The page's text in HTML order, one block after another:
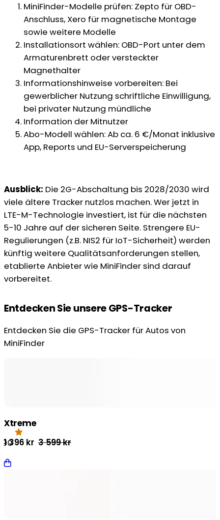
MiniFinder-Modelle prüfen: Zepto für OBD-
Anschluss, Xero für magnetische Montage
sowie weitere Modelle
Installationsort wählen: OBD-Port unter dem
Armaturenbrett oder versteckter
Magnethalter
Informationshinweise vorbereiten: Bei
gewerblicher Nutzung schriftliche Einwilligung,
bei privater Nutzung mündliche
Information der Mitnutzer
Abo-Modell wählen: Ab ca. 6 €/Monat inklusive
App, Reports und EU-Serverspeicherung
Ausblick: Die 2G-Abschaltung bis 2028/2030 wird
viele ältere Tracker nutzlos machen. Wer jetzt in
LTE-M-Technologie investiert, ist für die nächsten
5-10 Jahre auf der sicheren Seite. Strengere EU-
Regulierungen (z.B. NIS2 für IoT-Sicherheit) werden
künftig weitere Qualitätsanforderungen stellen,
etablierte Anbieter wie MiniFinder sind darauf
vorbereitet.
Entdecken Sie unsere GPS-Tracker
Entdecken Sie die GPS-Tracker für Autos von
MiniFinder
Xtreme
3 599kr
Ursprünglicher
war:
1 396 kr
Aktueller
ist: